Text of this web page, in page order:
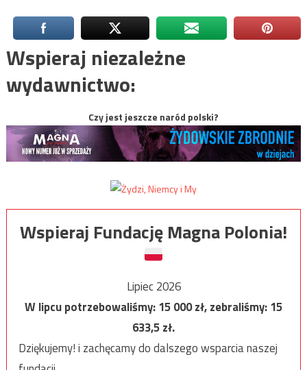
Wspieraj niezależne
wydawnictwo:
Czy jest jeszcze naród polski?
Wspieraj Fundację Magna Polonia!
Lipiec 2026
W lipcu potrzebowaliśmy:15 000zł, zebraliśmy:15
633,5zł.
Dziękujemy! i zachęcamy do dalszego wsparcia naszej